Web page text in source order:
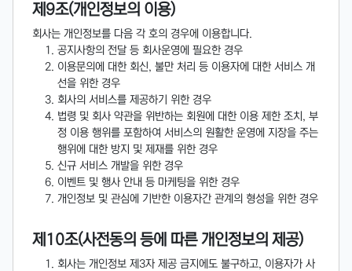
제9조(개인정보의 이용)
회사는 개인정보를 다음 각 호의 경우에 이용합니다.
공지사항의 전달 등 회사운영에 필요한 경우
이용문의에 대한 회신, 불만 처리 등 이용자에 대한 서비스 개
선을 위한 경우
회사의 서비스를 제공하기 위한 경우
법령 및 회사 약관을 위반하는 회원에 대한 이용 제한 조치, 부
정 이용 행위를 포함하여 서비스의 원활한 운영에 지장을 주는
행위에 대한 방지 및 제재를 위한 경우
신규 서비스 개발을 위한 경우
이벤트 및 행사 안내 등 마케팅을 위한 경우
개인정보 및 관심에 기반한 이용자간 관계의 형성을 위한 경우
제10조(사전동의 등에 따른 개인정보의 제공)
회사는 개인정보 제3자 제공 금지에도 불구하고, 이용자가 사